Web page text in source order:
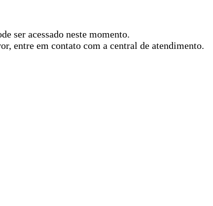
ser acessado neste momento.
entre em contato com a central de atendimento.